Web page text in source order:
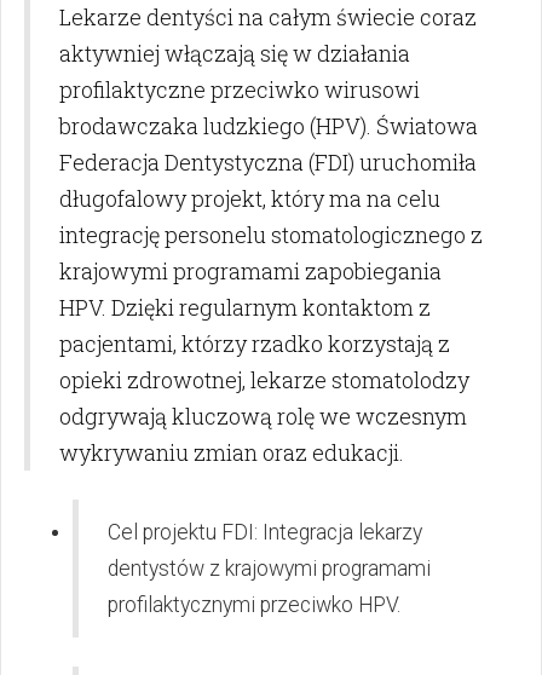
Lekarze dentyści na całym świecie coraz
aktywniej włączają się w działania
profilaktyczne przeciwko wirusowi
brodawczaka ludzkiego (HPV). Światowa
Federacja Dentystyczna (FDI) uruchomiła
długofalowy projekt, który ma na celu
integrację personelu stomatologicznego z
krajowymi programami zapobiegania
HPV. Dzięki regularnym kontaktom z
pacjentami, którzy rzadko korzystają z
opieki zdrowotnej, lekarze stomatolodzy
odgrywają kluczową rolę we wczesnym
wykrywaniu zmian oraz edukacji.
Cel projektu FDI: Integracja lekarzy
dentystów z krajowymi programami
profilaktycznymi przeciwko HPV.